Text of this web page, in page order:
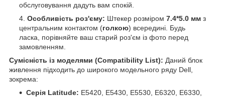
обслуговування дадуть вам спокій.
Особливість роз'єму: Штекер розміром 7.4*5.0 мм з
центральним контактом (голкою) всередині. Будь
ласка, порівняйте ваш старий роз'єм із фото перед
замовленням.
Сумісність із моделями (Compatibility List): Даний блок
живлення підходить до широкого модельного ряду Dell,
зокрема:
Серія Latitude: E5420, E5430, E5530, E6320, E6330,